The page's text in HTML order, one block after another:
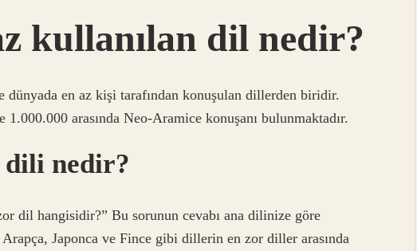
kullanılan dil nedir?
dünyada en az kişi tarafından konuşulan dillerden biridir.
arasında Neo-Aramice konuşanı bulunmaktadır.
dili nedir?
dil hangisidir?” Bu sorunun cevabı ana dilinize göre
Japonca ve Fince gibi dillerin en zor diller arasında